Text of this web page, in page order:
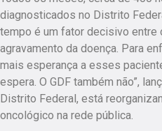
diagnosticados no Distrito
tempo é um fator decisivo entre
agravamento da doença. Para
mais esperança a esses
espera. O GDF também não”,
Distrito Federal, está
oncológico na rede pública.